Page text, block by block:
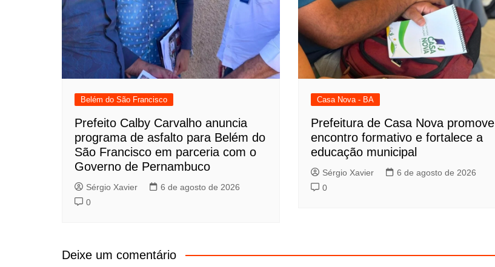
Belém do São Francisco
Prefeito Calby Carvalho anuncia
programa de asfalto para Belém do
São Francisco em parceria com o
Governo de Pernambuco
Sérgio Xavier
6 de agosto de 2026
0
Casa Nova - BA
Prefeitura de Casa Nova promove
encontro formativo e fortalece a
educação municipal
Sérgio Xavier
6 de agosto de 2026
0
Deixe um comentário